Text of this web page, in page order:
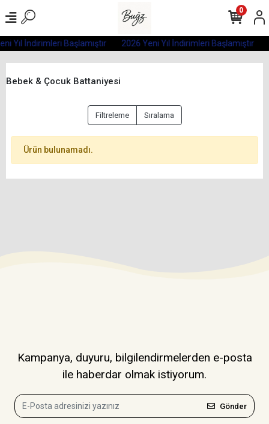
Yıl İndirimleri Başlamıştır 2026 Yeni Yıl İndirimleri Başlamıştır
0
Bebek & Çocuk Battaniyesi
Filtreleme Sıralama
Ürün bulunamadı.
Kampanya, duyuru, bilgilendirmelerden e-posta
ile haberdar olmak istiyorum.
Gönder